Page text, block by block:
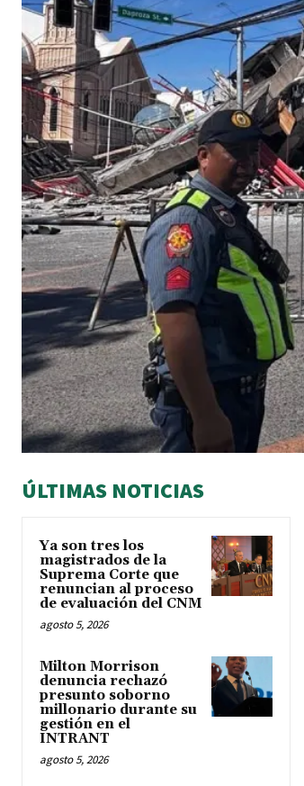
ÚLTIMAS NOTICIAS
Ya son tres los
magistrados de la
Suprema Corte que
renuncian al proceso
de evaluación del CNM
agosto 5, 2026
Milton Morrison
denuncia rechazó
presunto soborno
millonario durante su
gestión en el
INTRANT
agosto 5, 2026